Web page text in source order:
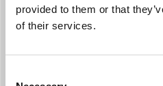
provided to them or that
of their services.
Ook verkrijgbaar in de HP
of te